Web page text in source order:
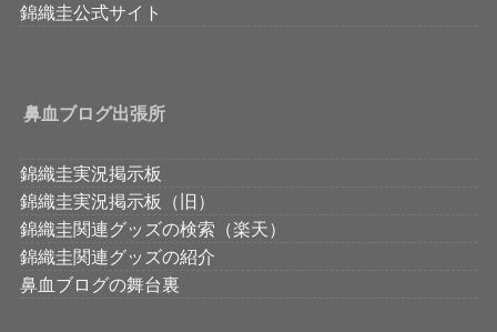
錦織圭公式サイト
鼻血ブログ出張所
錦織圭実況掲示板
錦織圭実況掲示板（旧）
錦織圭関連グッズの検索（楽天）
錦織圭関連グッズの紹介
鼻血ブログの舞台裏